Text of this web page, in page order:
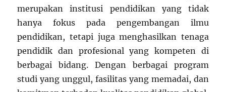
merupakan institusi pendidikan yang tidak
hanya fokus pada pengembangan ilmu
pendidikan, tetapi juga menghasilkan tenaga
pendidik dan profesional yang kompeten di
berbagai bidang. Dengan berbagai program
studi yang unggul, fasilitas yang memadai, dan